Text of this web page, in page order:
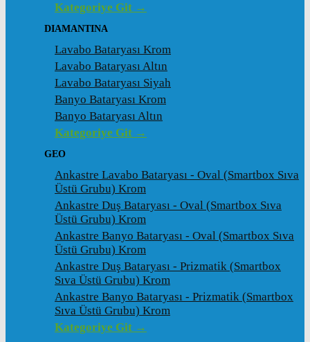
Kategoriye Git →
DIAMANTINA
Lavabo Bataryası Krom
Lavabo Bataryası Altın
Lavabo Bataryası Siyah
Banyo Bataryası Krom
Banyo Bataryası Altın
Kategoriye Git →
GEO
Ankastre Lavabo Bataryası - Oval (Smartbox Sıva
Üstü Grubu) Krom
Ankastre Duş Bataryası - Oval (Smartbox Sıva
Üstü Grubu) Krom
Ankastre Banyo Bataryası - Oval (Smartbox Sıva
Üstü Grubu) Krom
Ankastre Duş Bataryası - Prizmatik (Smartbox
Sıva Üstü Grubu) Krom
Ankastre Banyo Bataryası - Prizmatik (Smartbox
Sıva Üstü Grubu) Krom
Kategoriye Git →